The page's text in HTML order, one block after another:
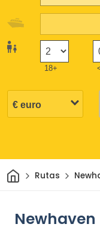
18+
InicioRutas
Newhaven